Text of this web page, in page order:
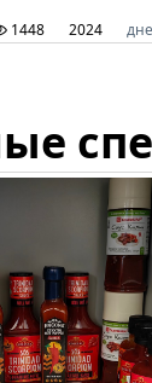
1448 2024